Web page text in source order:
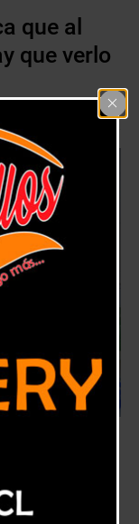
que al
que verlo
ecología
de estos
del planeta.